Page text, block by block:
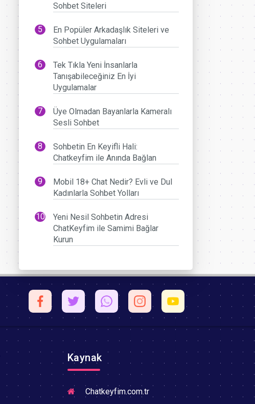
Sohbet Siteleri
En Popüler Arkadaşlık Siteleri ve
Sohbet Uygulamaları
Tek Tıkla Yeni İnsanlarla
Tanışabileceğiniz En İyi
Uygulamalar
Üye Olmadan Bayanlarla Kameralı
Sesli Sohbet
Sohbetin En Keyifli Hali:
Chatkeyfim ile Anında Bağlan
Mobil 18+ Chat Nedir? Evli ve Dul
Kadınlarla Sohbet Yolları
Yeni Nesil Sohbetin Adresi
ChatKeyfim ile Samimi Bağlar
Kurun
Kaynak
Chatkeyfim.com.tr